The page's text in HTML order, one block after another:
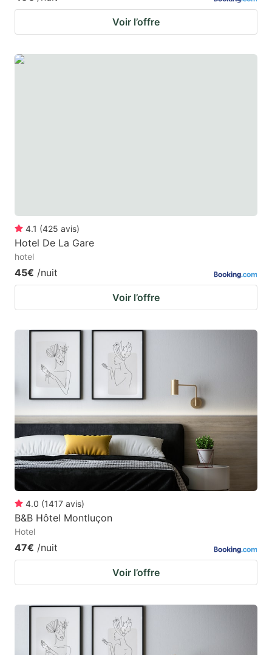
Voir l’offre
4.1 (425 avis)
Hotel De La Gare
hotel
45€ /nuit
Voir l’offre
4.0 (1417 avis)
B&B Hôtel Montluçon
Hotel
47€ /nuit
Voir l’offre